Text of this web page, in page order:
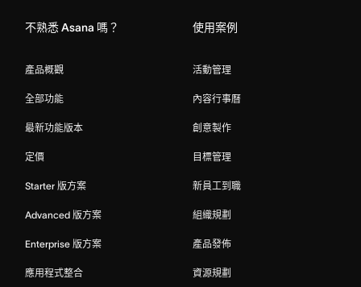
不熟悉 Asana 嗎？
產品概觀
全部功能
最新功能版本
定價
Starter 版方案
Advanced 版方案
Enterprise 版方案
應用程式整合
使用案例
活動管理
內容行事曆
創意製作
目標管理
新員工到職
組織規劃
產品發佈
資源規劃